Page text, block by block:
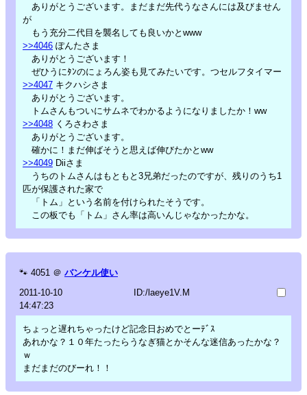
ありがとうございます。まだまだ先代うなさんには及びません
が
もう充分二代目を襲名しても良いかとwww
>>4046 ぽんたさま
ありがとうございます！
ぜひうにﾀﾝのにょろん姿も見てみたいです。つセルフタイマー
>>4047 キクハシさま
ありがとうございます。
トムさんもついにサムネでわかるようになりましたか！ww
>>4048 くろさわさま
ありがとうございます。
確かに！まだ伸ばそうと思えば伸びたかとww
>>4049 Diiさま
うちのトムさんはもともと3兄弟だったのですが、残りのうち1
匹が保護された家で
「トム」という名前を付けられたそうです。
この板でも「トム」さん率は高いんじゃなかったかな。
🐾 4051 ＠ バンケル使い
2011-10-10
14:47:23
ID:/laeye1V.M
ちょっと遅れちゃったけど記念日おめでとーﾃﾞｽ
あれかな？１０年たったらうなぎ猫とかそんな迷信あったかな？
ｗ
まだまだのびーれ！！